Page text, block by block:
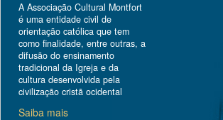
A Associação Cultural Montfort
é uma entidade civil de
orientação católica que tem
como finalidade, entre outras, a
difusão do ensinamento
tradicional da Igreja e da
cultura desenvolvida pela
civilização cristã ocidental
Saiba mais